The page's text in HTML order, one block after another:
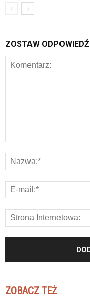
ZOSTAW ODPOWIEDŹ
ZOBACZ TEŻ